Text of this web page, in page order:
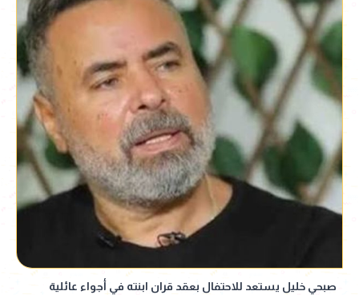
صبحي خليل يستعد للاحتفال بعقد قران ابنته في أجواء عائلية